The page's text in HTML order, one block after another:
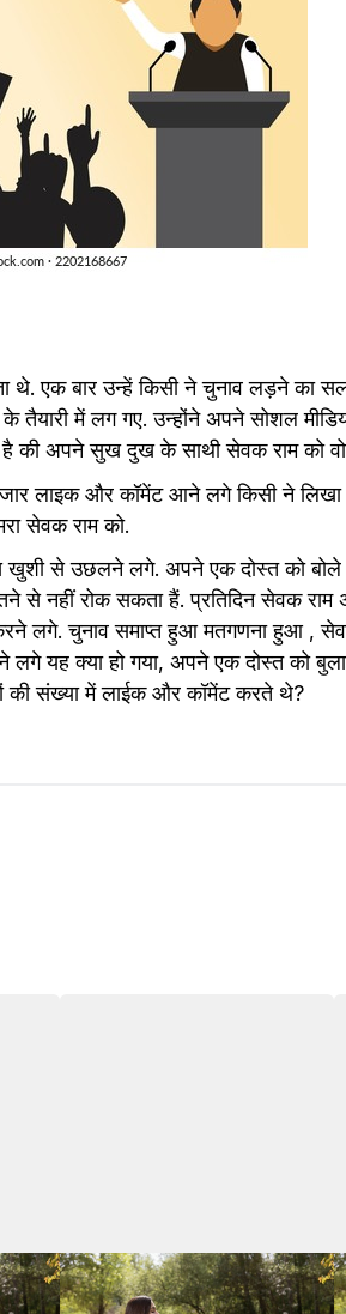
एक बार उन्हें किसी ने चुनाव लड़ने का
तैयारी में लग गए. उन्होंने अपने सोशल
की अपने सुख दुख के साथी सेवक राम को
लाइक और कॉमेंट आने लगे किसी ने लिखा
सेवक राम को.
से उछलने लगे. अपने एक दोस्त को बोले
से नहीं रोक सकता हैं. प्रतिदिन सेवक
लगे. चुनाव समाप्त हुआ मतगणना हुआ ,
लगे यह क्या हो गया, अपने एक दोस्त को
की संख्या में लाईक और कॉमेंट करते थे?